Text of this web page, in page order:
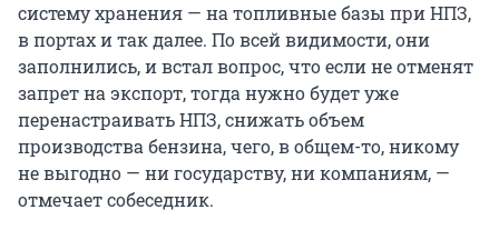
систему хранения — на топливные базы при НПЗ,
в портах и так далее. По всей видимости, они
заполнились, и встал вопрос, что если не отменят
запрет на экспорт, тогда нужно будет уже
перенастраивать НПЗ, снижать объем
производства бензина, чего, в общем-то, никому
не выгодно — ни государству, ни компаниям, —
отмечает собеседник.